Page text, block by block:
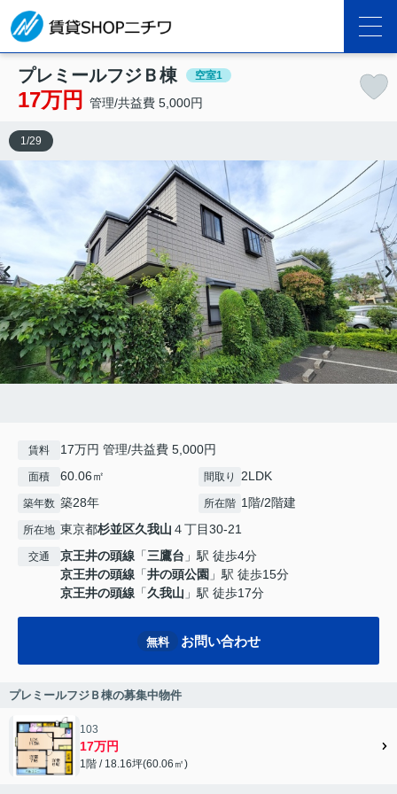
プレミールフジＢ棟 空室1
17万円 管理/共益費 5,000円
1 /29
賃料 17万円 管理/共益費 5,000円
面積 60.06㎡ 間取り 2LDK
築年数 築28年 所在階 1階/2階建
所在地 東京都杉並区久我山 ４丁目30-21
交通 京王井の頭線 「三鷹台 」駅 徒歩4分
京王井の頭線 「井の頭公園 」駅 徒歩15分
京王井の頭線 「久我山 」駅 徒歩17分
無料 お問い合わせ
プレミールフジＢ棟の募集中物件
103
17万円
1階 / 18.16坪(60.06㎡)